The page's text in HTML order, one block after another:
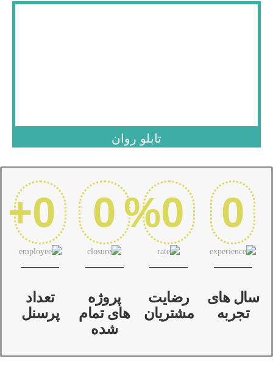
تابلو روان
0
های
0
%
رضایت
مشتریان
0
پروژه
های تمام
شده
0
+
تعداد
پرسنل